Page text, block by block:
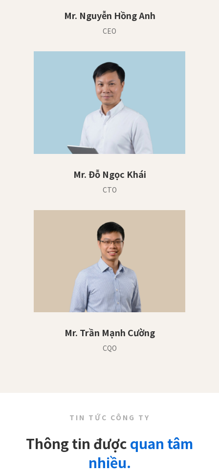
Mr. Nguyễn Hồng Anh
CEO
Mr. Đỗ Ngọc Khái
CTO
Mr. Trần Mạnh Cường
CQO
TIN TỨC CÔNG TY
Thông tin được quan tâm
nhiều.